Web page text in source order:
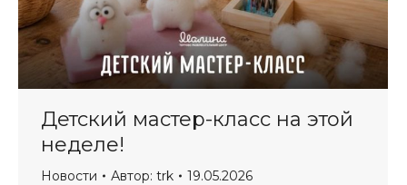
Детский мастер-класс на этой
неделе!
Новости Автор: trk 19.05.2026